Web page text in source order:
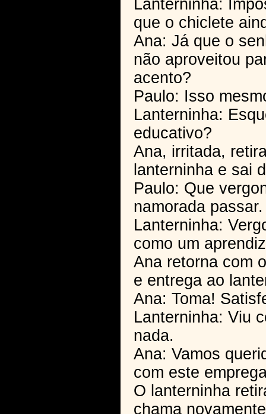
Lanterninha:
que o chiclete
Ana: Já que o
não aproveitou
acento?
Paulo: Isso
Lanterninha:
educativo?
Ana, irritada,
lanterninha e sai
Paulo: Que
namorada passar.
Lanterninha:
como um
Ana retorna com
e entrega ao
Ana: Toma!
Lanterninha: Viu
nada.
Ana: Vamos
com este
O lanterninha
chama